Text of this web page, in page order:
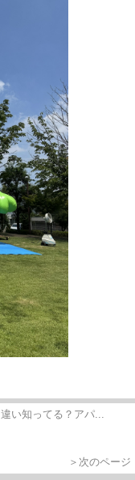
違い知ってる？アパ...
＞次のページ